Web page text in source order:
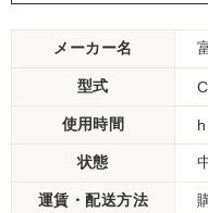
メーカー名
型式
使用時間 h
状態
運賃・配送方法